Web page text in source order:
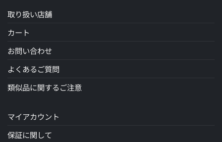
取り扱い店舗
カート
お問い合わせ
よくあるご質問
類似品に関するご注意
マイアカウント
保証に関して